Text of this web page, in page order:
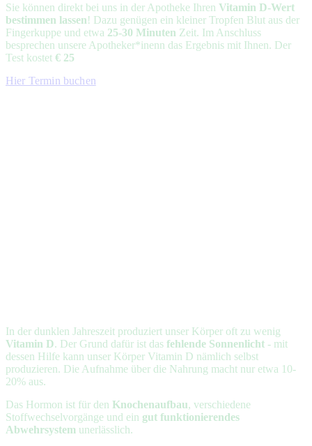
Sie können direkt bei uns in der Apotheke Ihren Vitamin D-Wert
bestimmen lassen! Dazu genügen ein kleiner Tropfen Blut aus der
Fingerkuppe und etwa 25-30 Minuten Zeit. Im Anschluss
besprechen unsere Apotheker*inenn das Ergebnis mit Ihnen. Der
Test kostet € 25
Hier Termin buchen
In der dunklen Jahreszeit produziert unser Körper oft zu wenig
Vitamin D. Der Grund dafür ist das fehlende Sonnenlicht - mit
dessen Hilfe kann unser Körper Vitamin D nämlich selbst
produzieren. Die Aufnahme über die Nahrung macht nur etwa 10-
20% aus.
Das Hormon ist für den Knochenaufbau, verschiedene
Stoffwechselvorgänge und ein gut funktionierendes
Abwehrsystem unerlässlich.